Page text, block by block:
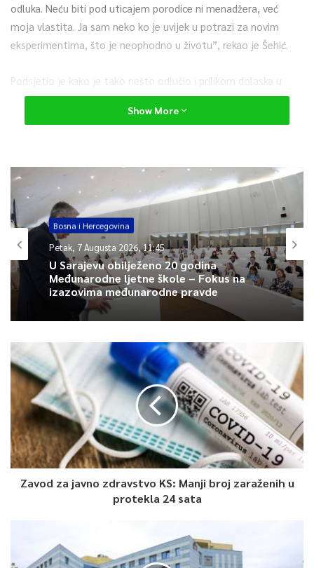
odluka. Neću biti pod uticajem porodice ni menadžera, već
moja vlastita. Ja sam neko ko je uvijek u potrazi za novim
eksperimentima, što je neophodno u životu”, rekao je Šehić.
Podsjetio je kako je tako nešto odlučio i prilikom dolaska u
Erzurum.
Article Rating
Show More
Bosna i Hercegovina
Petak, 7 Augusta 2026, 11:45
U Sarajevu obilježeno 20 godina
Međunarodne ljetne škole – Fokus na
izazovima međunarodne pravde
Zavod za javno zdravstvo KS: Manji broj zaraženih u
protekla 24 sata